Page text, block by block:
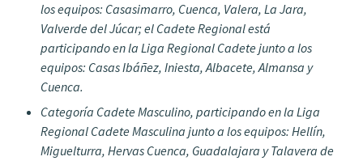
los equipos: Casasimarro, Cuenca, Valera, La Jara,
Valverde del Júcar; el Cadete Regional está
participando en la Liga Regional Cadete junto a los
equipos: Casas Ibáñez, Iniesta, Albacete, Almansa y
Cuenca.
Categoría Cadete Masculino, participando en la Liga
Regional Cadete Masculina junto a los equipos: Hellín,
Miguelturra, Hervas Cuenca, Guadalajara y Talavera de